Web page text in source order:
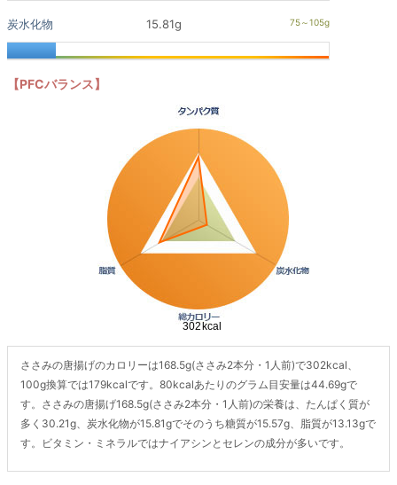
炭水化物 15.81g
【PFCバランス】
ささみの唐揚げのカロリーは168.5g(ささみ2本分・1人前)で302kcal、
100g換算では179kcalです。80kcalあたりのグラム目安量は44.69gで
す。ささみの唐揚げ168.5g(ささみ2本分・1人前)の栄養は、たんぱく質が
多く30.21g、炭水化物が15.81gでそのうち糖質が15.57g、脂質が13.13gで
す。ビタミン・ミネラルではナイアシンとセレンの成分が多いです。